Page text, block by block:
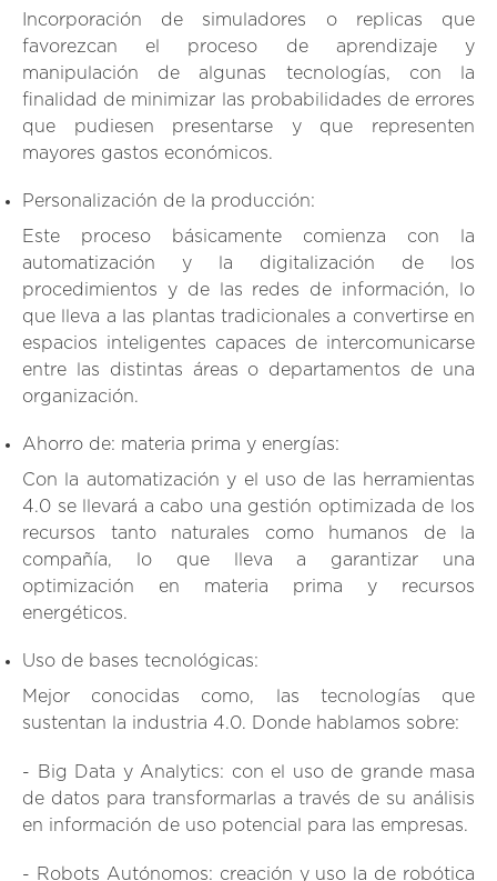
Incorporación de simuladores o replicas que
favorezcan el proceso de aprendizaje y
manipulación de algunas tecnologías, con la
finalidad de minimizar las probabilidades de errores
que pudiesen presentarse y que representen
mayores gastos económicos.
Personalización de la producción:
Este proceso básicamente comienza con la
automatización y la digitalización de los
procedimientos y de las redes de información, lo
que lleva a las plantas tradicionales a convertirse en
espacios inteligentes capaces de intercomunicarse
entre las distintas áreas o departamentos de una
organización.
Ahorro de: materia prima y energías:
Con la automatización y el uso de las herramientas
4.0 se llevará a cabo una gestión optimizada de los
recursos tanto naturales como humanos de la
compañía, lo que lleva a garantizar una
optimización en materia prima y recursos
energéticos.
Uso de bases tecnológicas:
Mejor conocidas como, las tecnologías que
sustentan la industria 4.0. Donde hablamos sobre:
- Big Data y Analytics: con el uso de grande masa
de datos para transformarlas a través de su análisis
en información de uso potencial para las empresas.
- Robots Autónomos: creación y uso la de robótica